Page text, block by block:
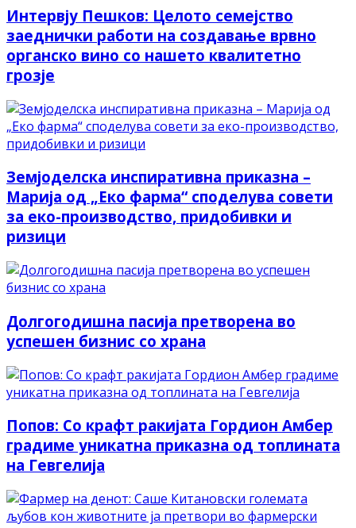
Интервју Пешков: Целото семејство
заеднички работи на создавање врвно
органско вино со нашето квалитетно
грозје
Земјоделска инспиративна приказна –
Марија од „Еко фарма“ споделува совети
за еко-производство, придобивки и
ризици
Долгогодишна пасија претворена во
успешен бизнис со храна
Попов: Со крафт ракијата Гордион Амбер
градиме уникатна приказна од топлината
на Гевгелија